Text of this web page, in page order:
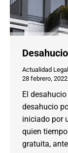
Actualidad Legal
28 febrero, 2022
El
desahucio
iniciado por
quien
gratuita,